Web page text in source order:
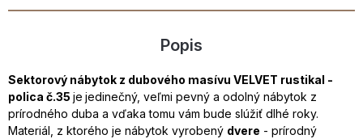
Popis
Sektorový nábytok z dubového masívu VELVET rustikal -
polica č.35 je jedinečný, veľmi pevný a odolný nábytok z
prírodného duba a vďaka tomu vám bude slúžiť dlhé roky.
Materiál, z ktorého je nábytok vyrobený dvere - prírodný